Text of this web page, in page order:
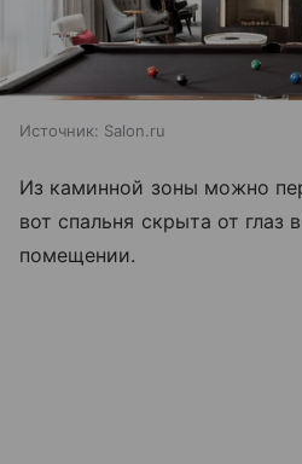
Источник: Salon.ru
Из каминной зоны можно
вот спальня скрыта от глаз
помещении.